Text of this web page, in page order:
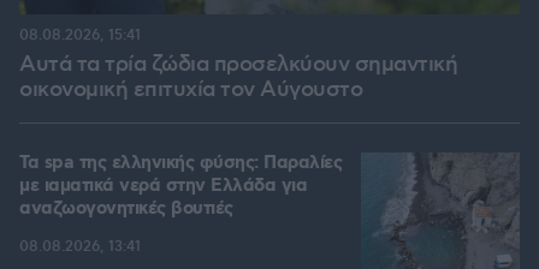
Αυτά τα τρία ζώδια προσελκύουν σημαντική
οικονομική επιτυχία τον Αύγουστο
08.08.2026, 15:41
Τα spa της ελληνικής φύσης: Παραλίες
με ιαματικά νερά στην Ελλάδα για
αναζωογονητικές βουτιές
08.08.2026, 13:41